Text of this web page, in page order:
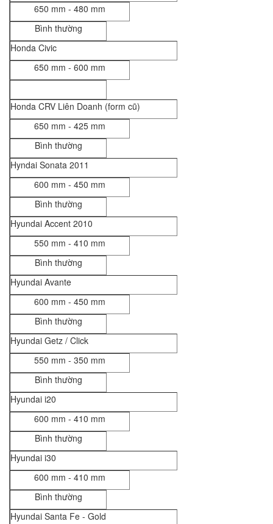
650 mm - 480 mm
Bình thường
Honda Civic
650 mm - 600 mm
Honda CRV Liên Doanh (form cũ)
650 mm - 425 mm
Bình thường
Hyndai Sonata 2011
600 mm - 450 mm
Bình thường
Hyundai Accent 2010
550 mm - 410 mm
Bình thường
Hyundai Avante
600 mm - 450 mm
Bình thường
Hyundai Getz / Click
550 mm - 350 mm
Bình thường
Hyundai i20
600 mm - 410 mm
Bình thường
Hyundai i30
600 mm - 410 mm
Bình thường
Hyundai Santa Fe - Gold